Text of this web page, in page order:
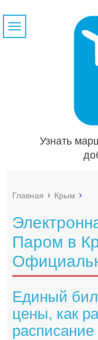
Узнать
Навигация
Главная Крым
Паром в
Единый
цены, как
расписание